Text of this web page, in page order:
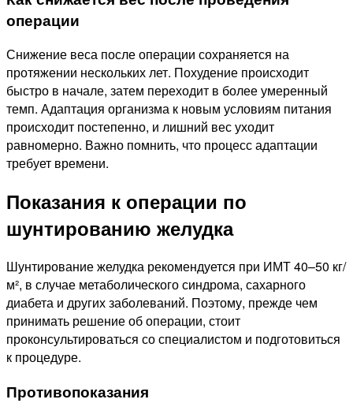
операции
Снижение веса после операции сохраняется на
протяжении нескольких лет. Похудение происходит
быстро в начале, затем переходит в более умеренный
темп. Адаптация организма к новым условиям питания
происходит постепенно, и лишний вес уходит
равномерно. Важно помнить, что процесс адаптации
требует времени.
Показания к операции по
шунтированию желудка
Шунтирование желудка рекомендуется при ИМТ 40–50 кг/
м², в случае метаболического синдрома, сахарного
диабета и других заболеваний. Поэтому, прежде чем
принимать решение об операции, стоит
проконсультироваться со специалистом и подготовиться
к процедуре.
Противопоказания